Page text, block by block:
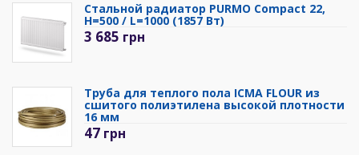
Стальной радиатор PURMO Compact 22,
H=500 / L=1000 (1857 Вт)
3 685 грн
Труба для теплого пола ICMA FLOUR из
сшитого полиэтилена высокой плотности
16 мм
47 грн